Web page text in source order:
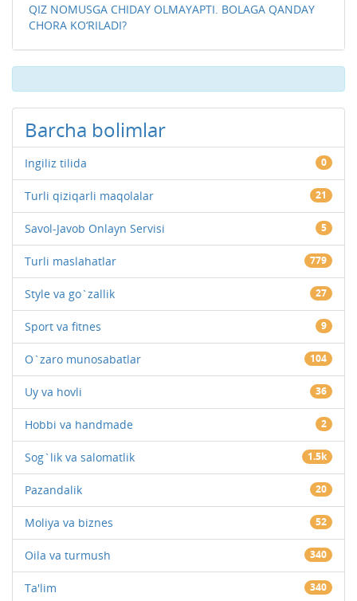
QIZ NOMUSGA CHIDAY OLMAYAPTI. BOLAGA QANDAY
CHORA KO‘RILADI?
Barcha bolimlar
Ingiliz tilida 0
Turli qiziqarli maqolalar 21
Savol-Javob Onlayn Servisi 5
Turli maslahatlar 779
Style va go`zallik 27
Sport va fitnes 9
O`zaro munosabatlar 104
Uy va hovli 36
Hobbi va handmade 2
Sog`lik va salomatlik 1.5k
Pazandalik 20
Moliya va biznes 52
Oila va turmush 340
Ta'lim 340